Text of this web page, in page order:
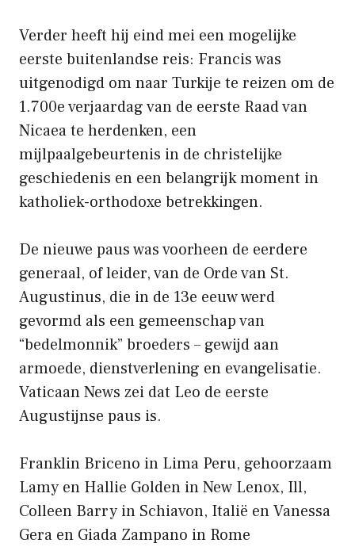
Verder heeft hij eind mei een mogelijke
eerste buitenlandse reis: Francis was
uitgenodigd om naar Turkije te reizen om de
1.700e verjaardag van de eerste Raad van
Nicaea te herdenken, een
mijlpaalgebeurtenis in de christelijke
geschiedenis en een belangrijk moment in
katholiek-orthodoxe betrekkingen.
De nieuwe paus was voorheen de eerdere
generaal, of leider, van de Orde van St.
Augustinus, die in de 13e eeuw werd
gevormd als een gemeenschap van
“bedelmonnik” broeders – gewijd aan
armoede, dienstverlening en evangelisatie.
Vaticaan News zei dat Leo de eerste
Augustijnse paus is.
Franklin Briceno in Lima Peru, gehoorzaam
Lamy en Hallie Golden in New Lenox, Ill,
Colleen Barry in Schiavon, Italië en Vanessa
Gera en Giada Zampano in Rome